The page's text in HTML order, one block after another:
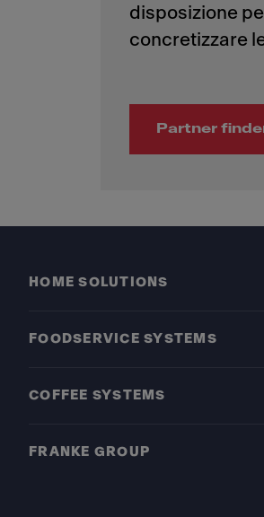
disposizione
Partner
HOME SOLUTIONS
FOODSERVICE SYSTEMS
COFFEE SYSTEMS
FRANKE GROUP